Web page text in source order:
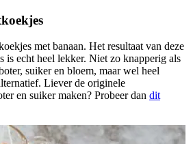
met banaan. Het resultaat van deze
is echt heel lekker. Niet zo knapperig als
suiker en bloem, maar wel heel
Liever de originele
en suiker maken? Probeer dan dit